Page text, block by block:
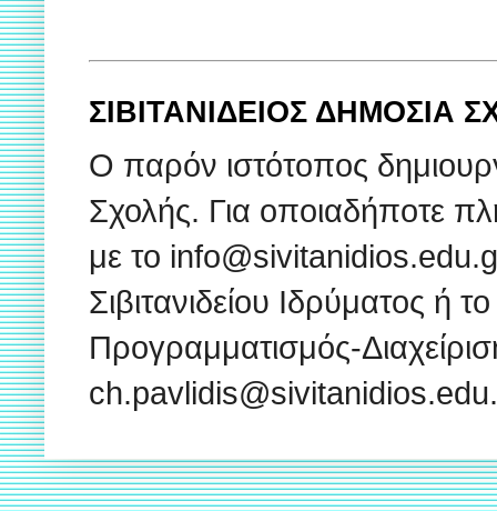
ΣΙΒΙΤΑΝΙΔΕΙΟΣ
Ο παρόν ιστότοπος
Σχολής. Για οποιαδήποτε
με το
Σιβιτανιδείου Ιδρύματος ή
Προγραμματισμός-